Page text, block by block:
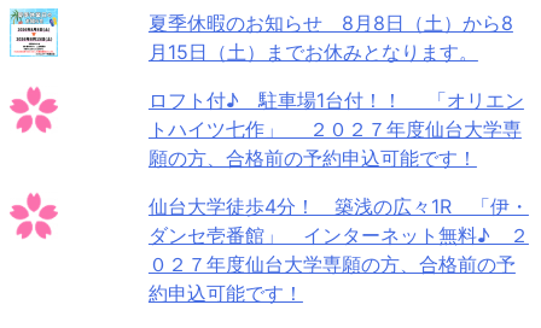
夏季休暇のお知らせ 8月8日（土）から8
月15日（土）までお休みとなります。
ロフト付♪ 駐車場1台付！！ 「オリエン
トハイツ七作」 ２０２７年度仙台大学専
願の方、合格前の予約申込可能です！
仙台大学徒歩4分！ 築浅の広々1R 「伊・
ダンセ壱番館」 インターネット無料♪ ２
０２７年度仙台大学専願の方、合格前の予
約申込可能です！